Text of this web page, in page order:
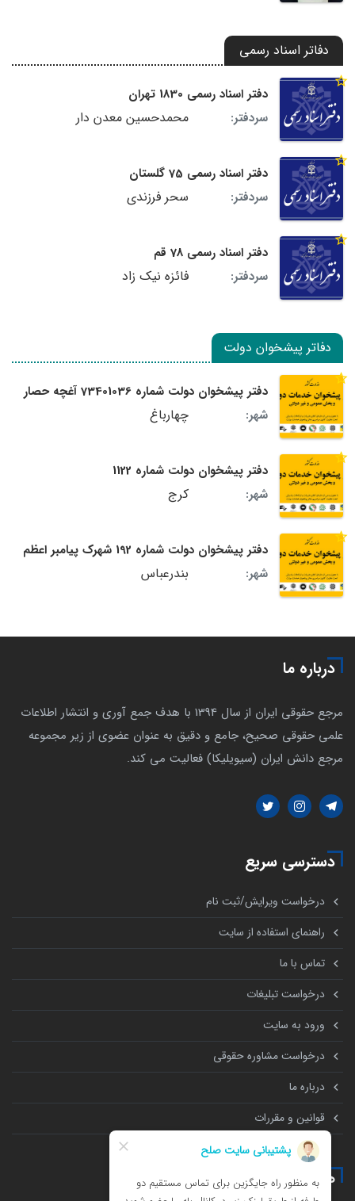
دفاتر اسناد رسمی
دفتر اسناد رسمی 1830 تهران
سردفتر:
محمدحسین معدن دار
دفتر اسناد رسمی 75 گلستان
سردفتر:
سحر فرزندی
دفتر اسناد رسمی 78 قم
سردفتر:
فائزه نیک زاد
دفاتر پیشخوان دولت
دفتر پیشخوان دولت شماره 73401036 آغچه حصار
شهر:
چهارباغ
دفتر پیشخوان دولت شماره 1122
شهر:
کرج
دفتر پیشخوان دولت شماره 192 شهرک پیامبر اعظم
شهر:
بندرعباس
درباره ما
مرجع حقوقی ایران از سال 1394 با هدف جمع آوری و انتشار اطلاعات
علمی حقوقی صحیح، جامع و دقیق به عنوان عضوی از زیر مجموعه
مرجع دانش ایران (سیویلیکا) فعالیت می کند.
دسترسی سریع
درخواست ویرایش/ثبت نام
راهنمای استفاده از سایت
تماس با ما
درخواست تبلیغات
ورود به سایت
درخواست مشاوره حقوقی
درباره ما
قوانین و مقررات
همه چیز درباره